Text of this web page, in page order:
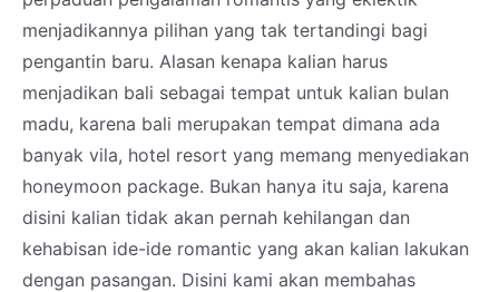
menjadikannya pilihan yang tak tertandingi bagi
pengantin baru. Alasan kenapa kalian harus
menjadikan bali sebagai tempat untuk kalian bulan
madu, karena bali merupakan tempat dimana ada
banyak vila, hotel resort yang memang menyediakan
honeymoon package. Bukan hanya itu saja, karena
disini kalian tidak akan pernah kehilangan dan
kehabisan ide-ide romantic yang akan kalian lakukan
dengan pasangan. Disini kami akan membahas